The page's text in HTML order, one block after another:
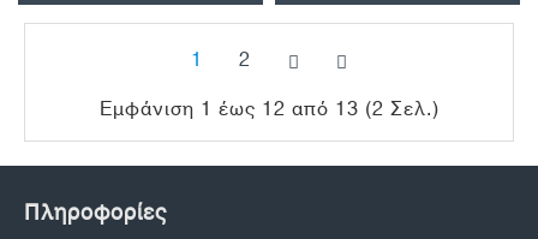
1
2
Εμφάνιση 1 έως 12 από 13 (2 Σελ.)
Πληροφορίες